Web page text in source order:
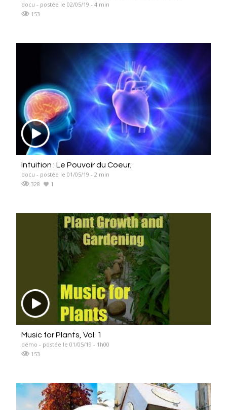
docu - postée le 02/05/19 - 4 min
153
Intuition : Le Pouvoir du Coeur.
docu - postée le 01/05/19 - 2 min
328
1
Music for Plants, Vol. 1
démo - postée le 01/05/19 - 1h00
153